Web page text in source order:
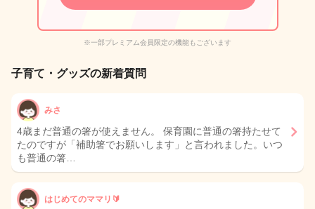
※一部プレミアム会員限定の機能もございます
子育て・グッズの新着質問
みさ
4歳まだ普通の箸が使えません。 保育園に普通の箸持たせて
たのですが「補助箸でお願いします」と言われました。いつ
も普通の箸…
はじめてのママリ🔰